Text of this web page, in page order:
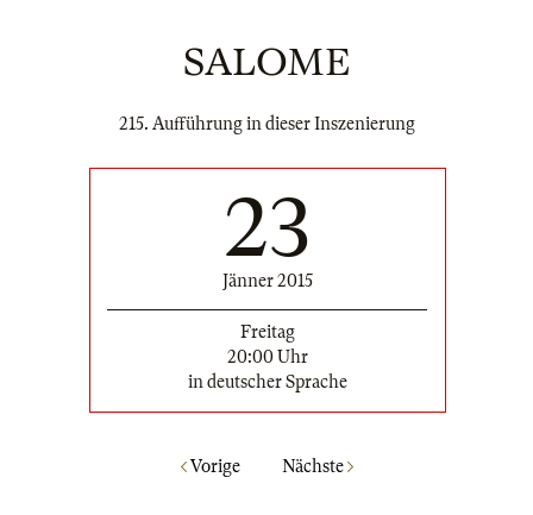
SALOME
215. Aufführung in dieser Inszenierung
23
Jänner 2015
Freitag
20:00 Uhr
in deutscher Sprache
Vorige Nächste